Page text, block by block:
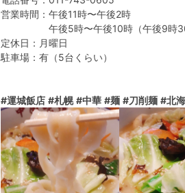
営業時間：午後11時〜午後2時
午後5時〜午後10時（午後9時30
定休日：月曜日
駐車場：有（5台くらい）
#運城飯店 #札幌 #中華 #麺 #刀削麺 #北